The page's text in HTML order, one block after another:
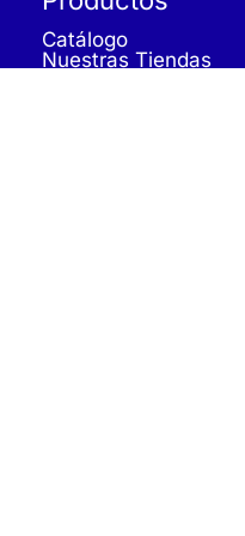
Catálogo
Nuestras Tiendas